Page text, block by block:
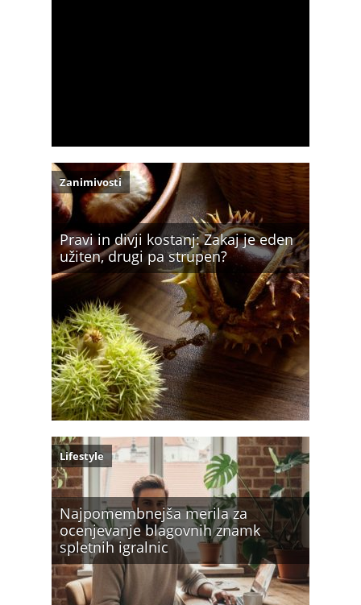
Pravi in divji kostanj: Zakaj je eden
užiten, drugi pa strupen?
Zanimivosti
Najpomembnejša merila za
ocenjevanje blagovnih znamk
spletnih igralnic
Lifestyle